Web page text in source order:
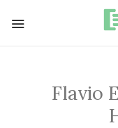
Flavio